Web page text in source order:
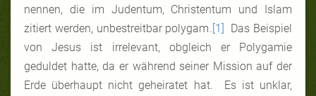
nennen, die im Judentum, Christentum und Islam
zitiert werden, unbestreitbar polygam. [1]
Das Beispiel
von Jesus ist irrelevant, obgleich er Polygamie
geduldet hatte, da er während seiner Mission auf der
Erde überhaupt nicht geheiratet hat. Es ist unklar,